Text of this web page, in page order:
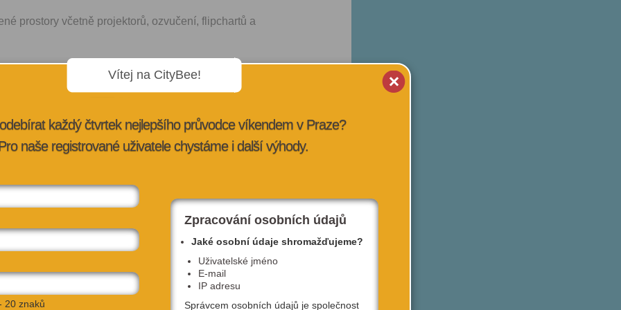
prostory včetně projektorů, ozvučení, flipchartů a
do 5 min chůze, pasáž Lucerna, kina a zajímavé
akce, workshopy, včetně přednášek, hackatonů a
s investory kde můžete představit svůj nápad a získat
Vítej na CityBee!
každý čtvrtek nejlepšího průvodce víkendem v Praze?
naše registrované uživatele chystáme i další výhody.
20 znaků
Zpracování osobních údajů
Jaké osobní údaje shromažďujeme?
Uživatelské jméno
E-mail
IP adresu
Správcem osobních údajů je společnost